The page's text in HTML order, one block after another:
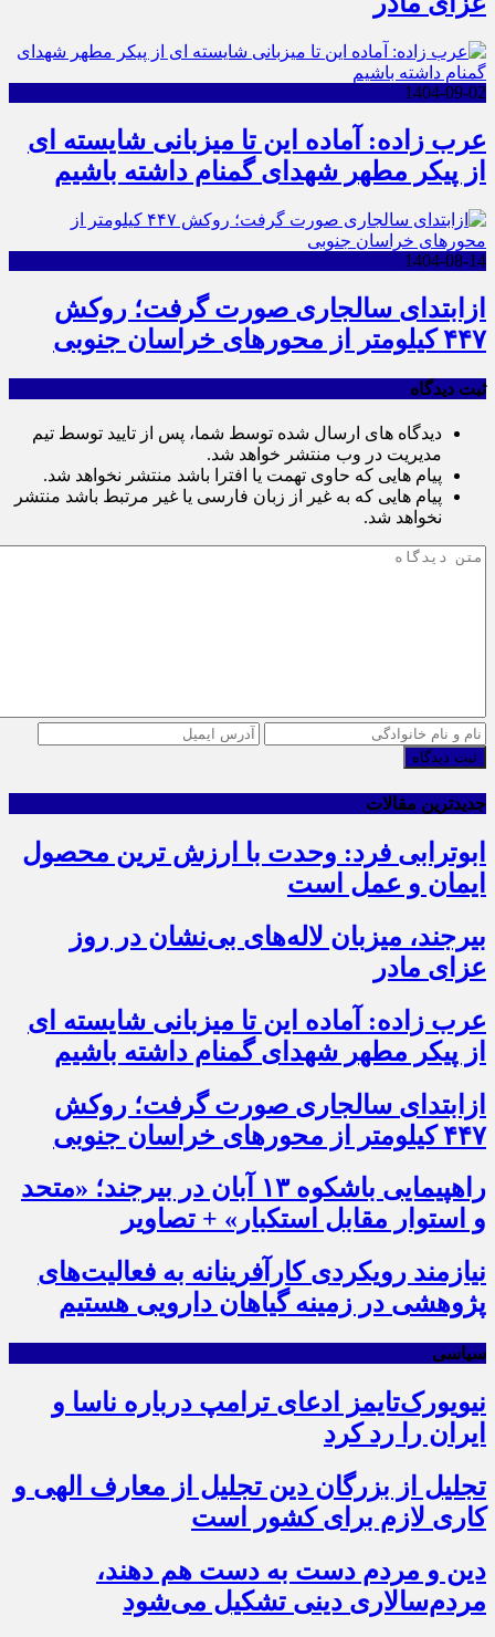
1404-09-02
عرب زاده: آماده این تا میزبانی شایسته ای
از پیکر مطهر شهدای گمنام داشته باشیم
1404-08-14
ازابتدای سالجاری صورت گرفت؛ روکش
۴۴۷ کیلومتر از محورهای خراسان جنوبی
ثبت دیدگاه
دیدگاه های ارسال شده توسط شما، پس از تایید توسط تیم
مدیریت در وب منتشر خواهد شد.
پیام هایی که حاوی تهمت یا افترا باشد منتشر نخواهد شد.
پیام هایی که به غیر از زبان فارسی یا غیر مرتبط باشد منتشر
نخواهد شد.
ثبت دیدگاه
جدیدترین مقالات
ابوترابی فرد: وحدت با ارزش ترین محصول
ایمان و عمل است
بیرجند، میزبان لاله‌های بی‌نشان در روز
عزای مادر
عرب زاده: آماده این تا میزبانی شایسته ای
از پیکر مطهر شهدای گمنام داشته باشیم
ازابتدای سالجاری صورت گرفت؛ روکش
۴۴۷ کیلومتر از محورهای خراسان جنوبی
راهپیمایی باشکوه ۱۳ آبان در بیرجند؛ «متحد
و استوار مقابل استکبار» + تصاویر
نیازمند رویکردی کارآفرینانه به فعالیت‌های
پژوهشی در زمینه گیاهان دارویی هستیم
سیاسی
نیویورک‌تایمز ادعای ترامپ درباره ناسا و
ایران را رد کرد
تجلیل از بزرگان دین تجلیل از معارف الهی و
کاری لازم برای کشور است
دین و مردم دست به‌ دست هم دهند،
مردم‌سالاری دینی تشکیل می‌شود